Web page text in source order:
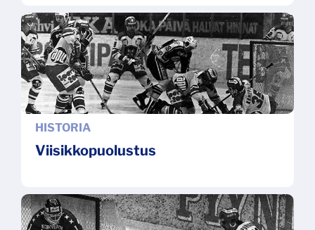
Viisikkopuolustus
HISTORIA